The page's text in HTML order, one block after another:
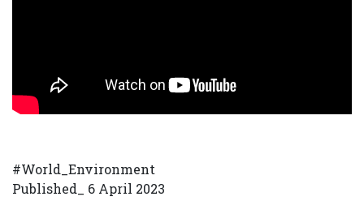
#World_Environment
Published_ 6 April 2023